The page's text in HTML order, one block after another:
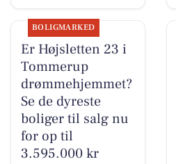
BOLIGMARKED
Er Højsletten 23 i
Tommerup
drømmehjemmet?
Se de dyreste
boliger til salg nu
for op til
3.595.000 kr